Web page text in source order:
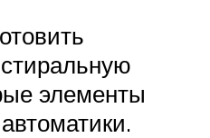
элементы